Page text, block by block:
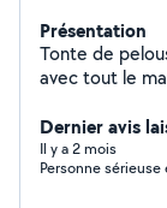
Présentation
Tonte de
avec tout le
Dernier avis
Il y a 2 mois
Personne